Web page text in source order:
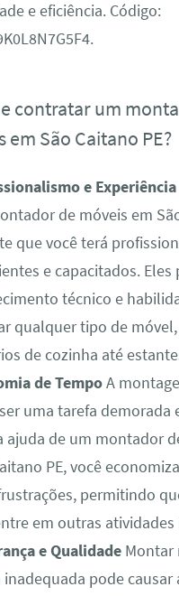
e eficiência. Código:
contratar um
em São Caitano PE?
e Experiência
de móveis em
que você terá
e capacitados. Eles
técnico e
qualquer tipo de
de cozinha até
de TempoA
uma tarefa demorada
ajuda de um montador
PE, você
permitindo
em outras
e Qualidade Montar
pode causar